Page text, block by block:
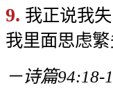
9. 我正说我
我里面思虑
－诗篇94:18-